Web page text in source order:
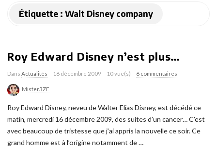
Étiquette : Walt Disney company
Roy Edward Disney n’est plus…
Dans Actualités 16 décembre 2009 10 vue(s) 6 commentaires
Mister3ZE
Roy Edward Disney, neveu de Walter Elias Disney, est décédé ce
matin, mercredi 16 décembre 2009, des suites d’un cancer… C’est
avec beaucoup de tristesse que j’ai appris la nouvelle ce soir. Ce
grand homme est à l’origine notamment de…